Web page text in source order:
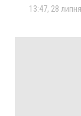
13:47, 28 липня